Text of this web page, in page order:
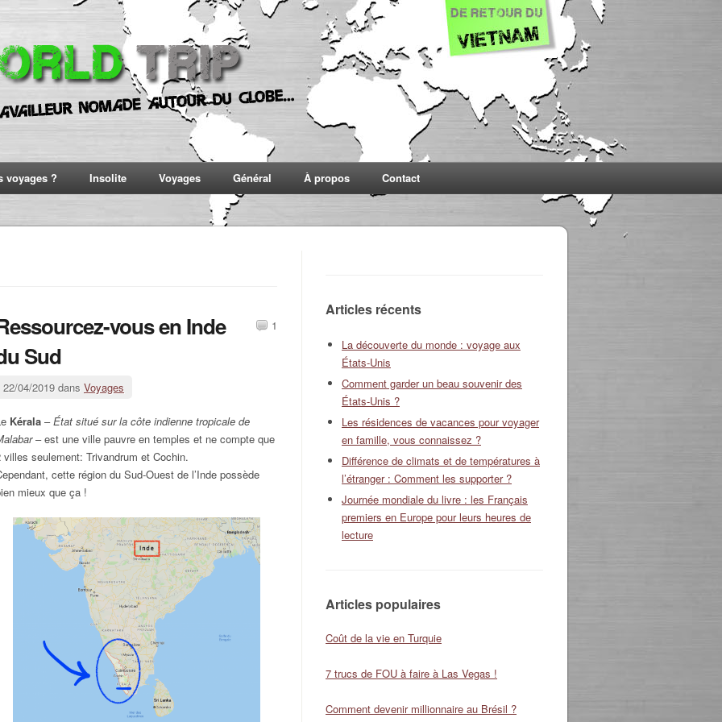
voyages ? Insolite Voyages Général À propos Contact
vous en Inde
Sud
22/04/2019 dans Voyages
Kérala –État situé sur la côte indienne tropicale de
– est une ville pauvre en temples et ne compte que
villes seulement: Trivandrum et Cochin.
cette région du Sud-Ouest de l’Inde possède
mieux que ça !
1
Articles récents
La découverte du monde : voyage aux
États-Unis
Comment garder un beau souvenir des
États-Unis ?
Les résidences de vacances pour voyager
en famille, vous connaissez ?
Différence de climats et de températures à
l’étranger : Comment les supporter ?
Journée mondiale du livre : les Français
premiers en Europe pour leurs heures de
lecture
Articles populaires
Coût de la vie en Turquie
7 trucs de FOU à faire à Las Vegas !
Comment devenir millionnaire au Brésil ?